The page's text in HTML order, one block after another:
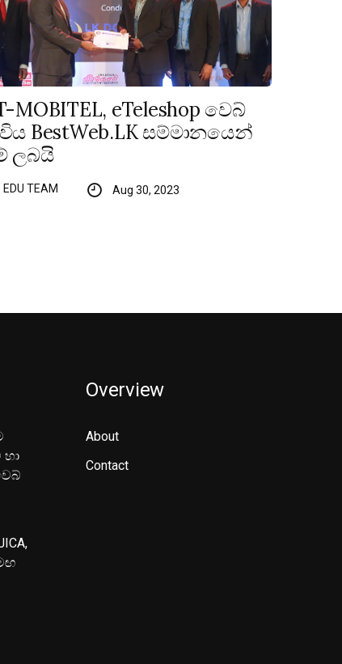
MOBITEL, eTeleshop වෙබ්
BestWeb.LK සම්මානයෙන්
ලබයි
EDU TEAM Aug 30, 2023
Overview
About
Contact